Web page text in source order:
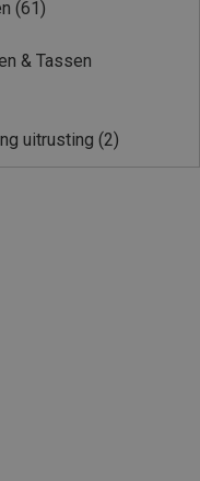
(61)
& Tassen
uitrusting (2)